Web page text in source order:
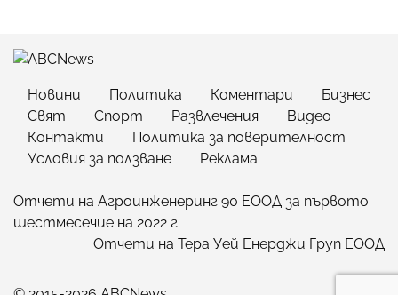
Новини Политика Коментари
Бизнес
Свят
Спорт Развлечения
Видео
Контакти
Политика за поверителност
Условия за ползване
Реклама
Отчети на Агроинженеринг 90 ЕООД за първото
шестмесечие на 2022 г.
Отчети на Тера Уей Енерджи Груп ЕООД